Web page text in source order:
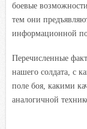
боевые
тем они
информационной
Перечисленные
нашего солдата, с
поле боя, какими
аналогичной